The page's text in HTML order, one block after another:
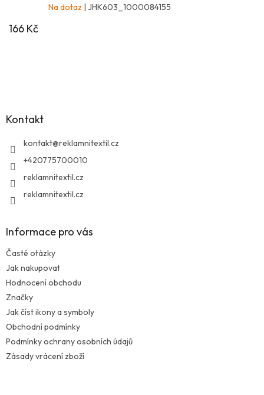
Na dotaz | JHK603_1000084155
166 Kč
Kontakt
kontakt@reklamnitextil.cz
+420775700010
reklamnitextil.cz
reklamnitextil.cz
Informace pro vás
Časté otázky
Jak nakupovat
Hodnocení obchodu
Značky
Jak číst ikony a symboly
Obchodní podmínky
Podmínky ochrany osobních údajů
Zásady vrácení zboží